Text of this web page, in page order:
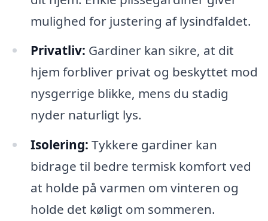
mulighed for justering af lysindfaldet.
Privatliv: Gardiner kan sikre, at dit
hjem forbliver privat og beskyttet mod
nysgerrige blikke, mens du stadig
nyder naturligt lys.
Isolering: Tykkere gardiner kan
bidrage til bedre termisk komfort ved
at holde på varmen om vinteren og
holde det køligt om sommeren.